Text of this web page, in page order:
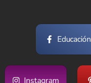
Educación
Instagram